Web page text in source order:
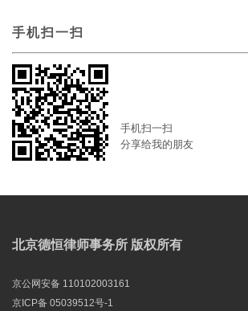
手机扫一扫
手机扫一扫
分享给我的朋友
北京德恒律师事务所 版权所有
京公网安备 110102003161
京ICP备 05039512号-1